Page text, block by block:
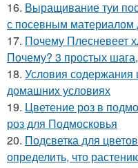
16. Выращивание туи
с посевным
17. Почему Плесневеет
Почему? 3 простых шага,
18. Условия содержания
домашних условиях
19. Цветение роз в
роз для Подмосковья
20. Подсветка для
определить, что